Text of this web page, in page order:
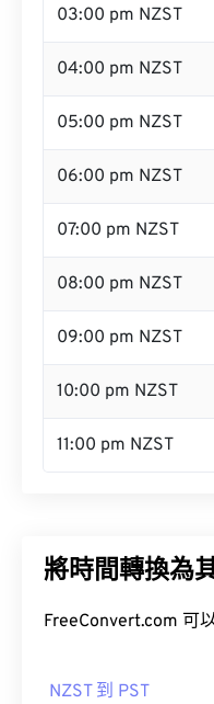
03:00 pm NZST
04:00 pm NZST
05:00 pm NZST
06:00 pm NZST
07:00 pm NZST
08:00 pm NZST
09:00 pm NZST
10:00 pm NZST
11:00 pm NZST
將時間轉換為
FreeConvert.com 可
NZST 到 PST